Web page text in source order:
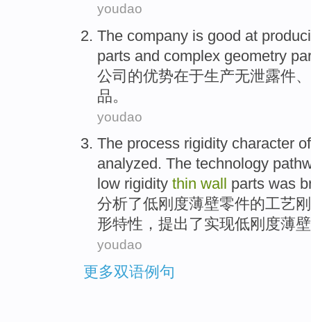
youdao
The company is good at
parts and complex geometry
公司 的优势在于生产无泄露件、
品。
youdao
The process rigidity character
analyzed . The technology
low rigidity thin wall parts was
分析了低刚度薄壁零件的工艺
形特性， 提出 了实现低刚度薄
youdao
更多双语例句